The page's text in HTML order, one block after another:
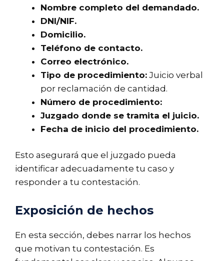
Nombre completo del demandado.
DNI/NIF.
Domicilio.
Teléfono de contacto.
Correo electrónico.
Tipo de procedimiento: Juicio verbal
por reclamación de cantidad.
Número de procedimiento:
Juzgado donde se tramita el juicio.
Fecha de inicio del procedimiento.
Esto asegurará que el juzgado pueda
identificar adecuadamente tu caso y
responder a tu contestación.
Exposición de hechos
En esta sección, debes narrar los hechos
que motivan tu contestación. Es